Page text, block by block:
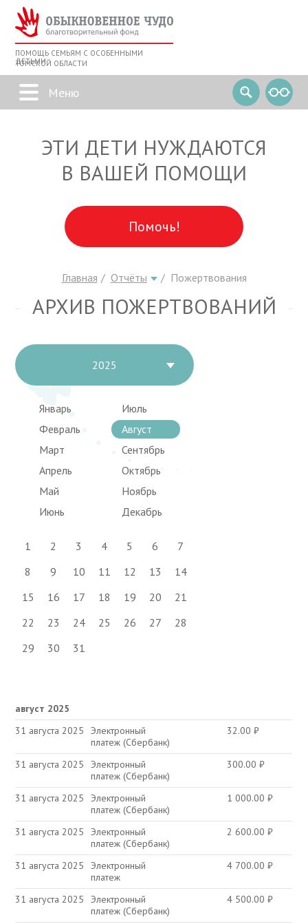
ПОМОЩЬ СЕМЬЯМ С ОСОБЕННЫМИ
ДЕТЬМИ
ТОМСКОЙ ОБЛАСТИ
ЭТИ ДЕТИ НУЖДАЮТСЯ
В ВАШЕЙ ПОМОЩИ
Помочь!
Главная Отчёты Пожертвования
АРХИВ ПОЖЕРТВОВАНИЙ
2025
Январь
Февраль
Март
Апрель
Май
Июнь
Июль
Август
Сентябрь
Октябрь
Ноябрь
Декабрь
1 2 3 4 5 6
7
8
9 10 11 12 13
14
15
16 17 18 19 20
21
22
23 24 25 26 27
28
29
30 31
август 2025
31 августа 2025
Электронный
платеж (Сбербанк)
32.00₽
31 августа 2025
Электронный
платеж (Сбербанк)
300.00₽
31 августа 2025
Электронный
платеж (Сбербанк)
1 000.00₽
31 августа 2025
Электронный
платеж (Сбербанк)
2 600.00₽
31 августа 2025
Электронный
платеж
4 700.00₽
31 августа 2025
Электронный
платеж (Сбербанк)
4 500.00₽